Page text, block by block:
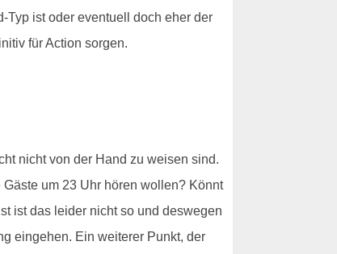
Typ ist oder eventuell doch eher der
für Action sorgen.
nicht von der Hand zu weisen sind.
um 23 Uhr hören wollen? Könnt
ist das leider nicht so und deswegen
eingehen. Ein weiterer Punkt, der